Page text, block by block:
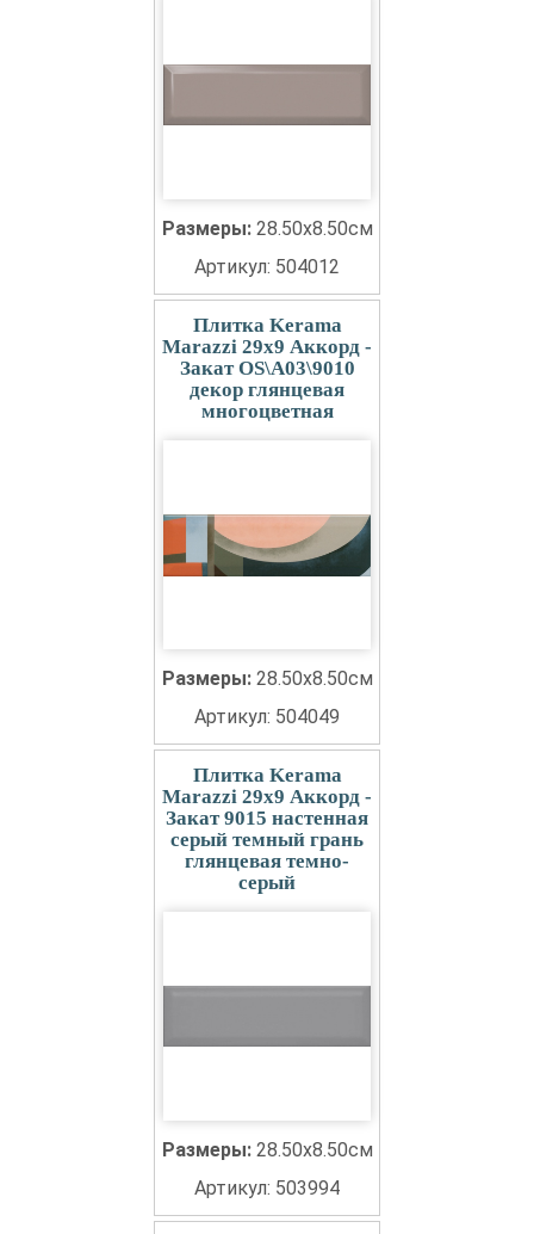
Размеры: 28.50x8.50см
Артикул: 504012
Плитка Kerama
Marazzi 29x9 Аккорд -
Закат OS\A03\9010
декор глянцевая
многоцветная
Размеры: 28.50x8.50см
Артикул: 504049
Плитка Kerama
Marazzi 29x9 Аккорд -
Закат 9015 настенная
серый темный грань
глянцевая темно-
серый
Размеры: 28.50x8.50см
Артикул: 503994